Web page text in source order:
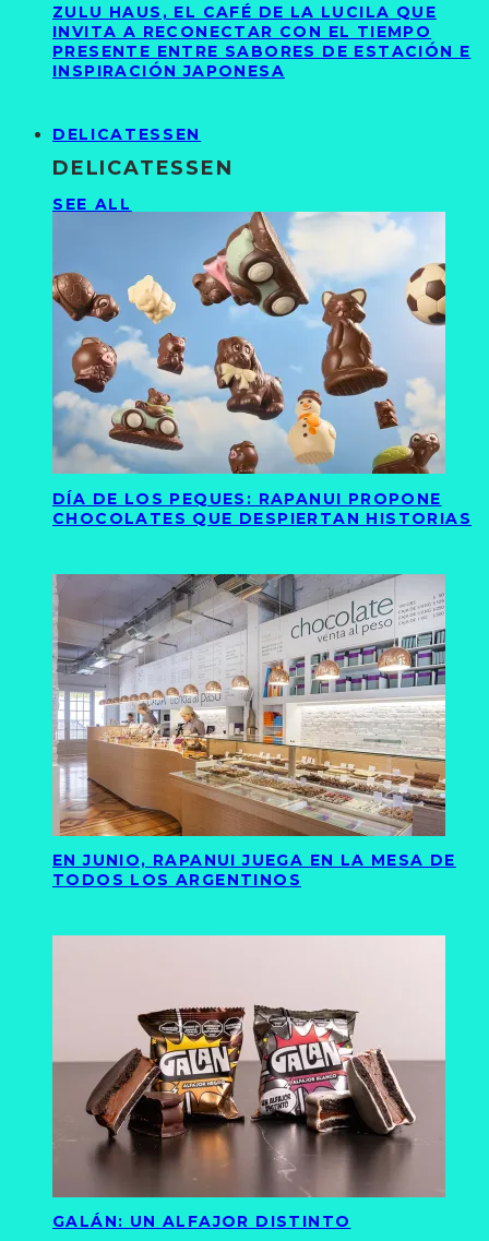
ZULU HAUS, EL CAFÉ DE LA LUCILA QUE
INVITA A RECONECTAR CON EL TIEMPO
PRESENTE ENTRE SABORES DE ESTACIÓN E
INSPIRACIÓN JAPONESA
DELICATESSEN
DELICATESSEN
SEE ALL
DÍA DE LOS PEQUES: RAPANUI PROPONE
CHOCOLATES QUE DESPIERTAN HISTORIAS
EN JUNIO, RAPANUI JUEGA EN LA MESA DE
TODOS LOS ARGENTINOS
GALÁN: UN ALFAJOR DISTINTO